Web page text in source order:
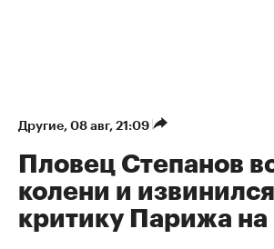
Другие 08 авг, 21:09
Пловец Степанов
колени и
критику Парижа на